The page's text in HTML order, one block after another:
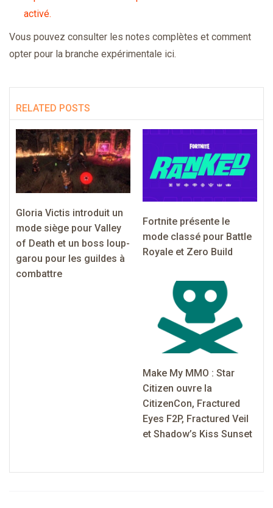
activé.
Vous pouvez consulter les notes complètes et comment
opter pour la branche expérimentale ici.
RELATED POSTS
Gloria Victis introduit un
mode siège pour Valley
of Death et un boss loup-
garou pour les guildes à
combattre
Fortnite présente le
mode classé pour Battle
Royale et Zero Build
Make My MMO : Star
Citizen ouvre la
CitizenCon, Fractured
Eyes F2P, Fractured Veil
et Shadow’s Kiss Sunset